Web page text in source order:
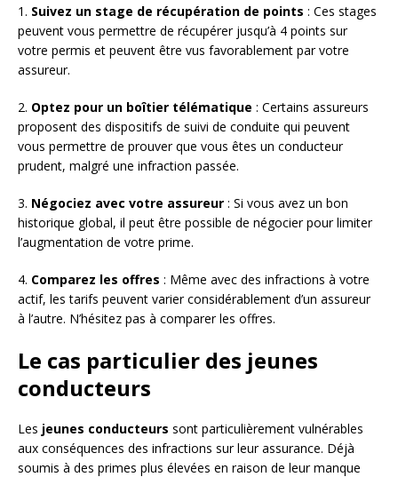
1. Suivez un stage de récupération de points : Ces stages
peuvent vous permettre de récupérer jusqu’à 4 points sur
votre permis et peuvent être vus favorablement par votre
assureur.
2. Optez pour un boîtier télématique : Certains assureurs
proposent des dispositifs de suivi de conduite qui peuvent
vous permettre de prouver que vous êtes un conducteur
prudent, malgré une infraction passée.
3. Négociez avec votre assureur : Si vous avez un bon
historique global, il peut être possible de négocier pour limiter
l’augmentation de votre prime.
4. Comparez les offres : Même avec des infractions à votre
actif, les tarifs peuvent varier considérablement d’un assureur
à l’autre. N’hésitez pas à comparer les offres.
Le cas particulier des jeunes
conducteurs
Les jeunes conducteurs sont particulièrement vulnérables
aux conséquences des infractions sur leur assurance. Déjà
soumis à des primes plus élevées en raison de leur manque